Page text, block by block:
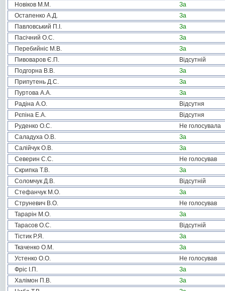
Новіков М.М.
За
Остапенко А.Д.
За
Павловський П.І.
За
Пасічний О.С.
За
Перебийніс М.В.
За
Пивоваров Є.П.
Відсутній
Подгорна В.В.
За
Припутень Д.С.
За
Пуртова А.А.
За
Радіна А.О.
Відсутня
Рєпіна Е.А.
Відсутня
Руденко О.С.
Не голосувала
Саладуха О.В.
За
Салійчук О.В.
За
Северин С.С.
Не голосував
Скрипка Т.В.
За
Соломчук Д.В.
Відсутній
Стефанчук М.О.
За
Струневич В.О.
Не голосував
Тарарін М.О.
За
Тарасов О.С.
Відсутній
Тістик Р.Я.
За
Ткаченко О.М.
За
Устенко О.О.
Не голосував
Фріс І.П.
За
Халімон П.В.
За